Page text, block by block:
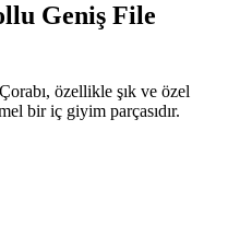
Geniş File
özellikle şık ve özel
bir iç giyim parçasıdır.